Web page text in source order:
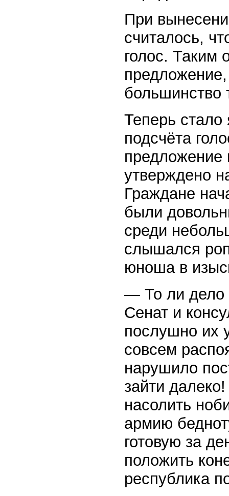
При
считалось,
голос. Таким
большинство
Теперь стало
подсчёта
предложение
утверждено
Граждане
были
среди
слышался
юноша в
— То ли дело
Сенат и
послушно их
совсем
нарушило
зайти
насолить
армию
готовую за
положить
республика